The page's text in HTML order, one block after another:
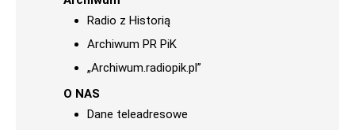
Radio z Historią
Archiwum PR PiK
„Archiwum.radiopik.pl”
O NAS
Dane teleadresowe